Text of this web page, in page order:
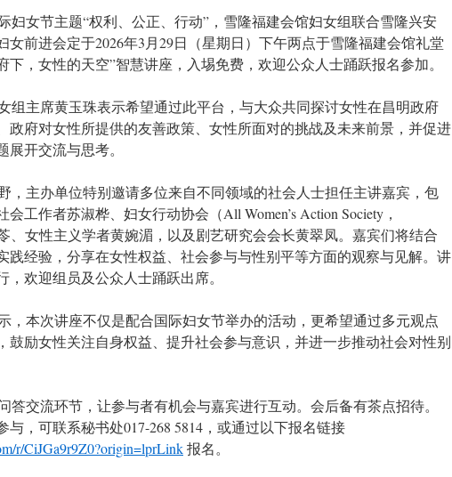
妇女节主题“权利、公正、行动”，雪隆福建会馆妇女组联合雪隆兴安
女前进会定于2026年3月29日（星期日）下午两点于雪隆福建会馆礼堂
下，女性的天空”智慧讲座，入埸免费，欢迎公众人士踊跃报名参加。
组主席黄玉珠表示希望通过此平台，与大众共同探讨女性在昌明政府
政府对女性所提供的友善政策、女性所面对的挑战及未来前景，并促进
开交流与思考。
，主办单位特别邀请多位来自不同领域的社会人士担任主讲嘉宾，包
工作者苏淑桦、妇女行动协会（All Women’s Action Society，
、女性主义学者黄婉湄，以及剧艺研究会会长黄翠凤。嘉宾们将结合
践经验，分享在女性权益、社会参与与性别平等方面的观察与见解。讲
，欢迎组员及公众人士踊跃出席。
，本次讲座不仅是配合国际妇女节举办的活动，更希望通过多元观点
鼓励女性关注自身权益、提升社会参与意识，并进一步推动社会对性别
答交流环节，让参与者有机会与嘉宾进行互动。会后备有茶点招待。
与，可联系秘书处017-268 5814，或通过以下报名链接
r/CiJGa9r9Z0?origin=lprLink报名。